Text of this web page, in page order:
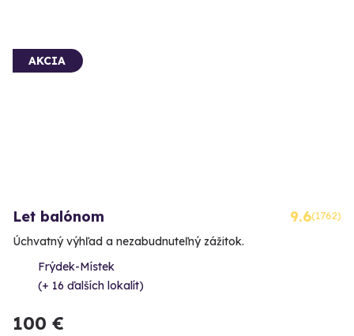
AKCIA
Let balónom 9.6(1762)
Úchvatný výhľad a nezabudnuteľný zážitok.
Frýdek-Místek
(+ 16 ďalších lokalít)
100 €